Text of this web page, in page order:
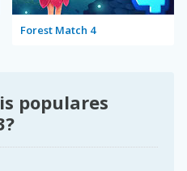
Forest Match 4
populares